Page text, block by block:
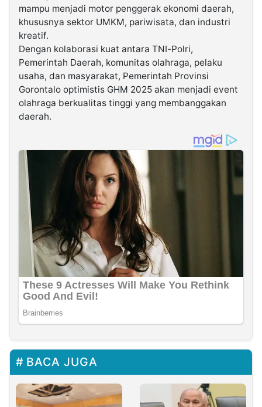
mampu menjadi motor penggerak ekonomi daerah,
khususnya sektor UMKM, pariwisata, dan industri
kreatif.
Dengan kolaborasi kuat antara TNI-Polri,
Pemerintah Daerah, komunitas olahraga, pelaku
usaha, dan masyarakat, Pemerintah Provinsi
Gorontalo optimistis GHM 2025 akan menjadi event
olahraga berkualitas tinggi yang membanggakan
daerah.
BACA JUGA